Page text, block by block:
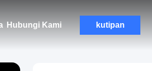
Hubungi Kami kutipan